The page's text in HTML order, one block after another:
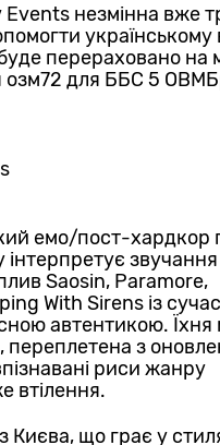
Events незмінна вже
українському
перераховано на
озм72 для ББС 5
емо/пост-хардкор
інтерпретує
Saosin, Paramore,
With Sirens із
автентикою. Їхня
переплетена з
риси жанру
втілення.
Києва, що грає у